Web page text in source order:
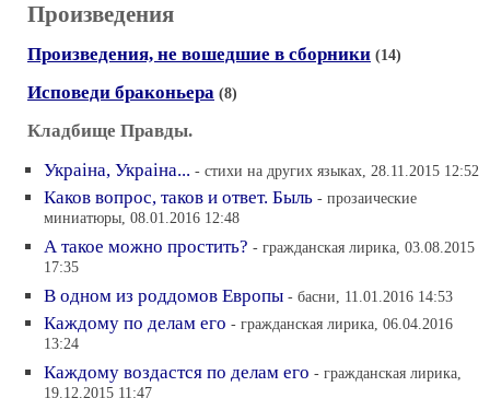
Произведения
Произведения, не вошедшие в сборники (14)
Исповеди браконьера (8)
Кладбище Правды.
Украiна, Украiна... - стихи на других языках, 28.11.2015 12:52
Каков вопрос, таков и ответ. Быль - прозаические
миниатюры, 08.01.2016 12:48
А такое можно простить? - гражданская лирика, 03.08.2015
17:35
В одном из роддомов Европы - басни, 11.01.2016 14:53
Каждому по делам его - гражданская лирика, 06.04.2016
13:24
Каждому воздастся по делам его - гражданская лирика,
19.12.2015 11:47